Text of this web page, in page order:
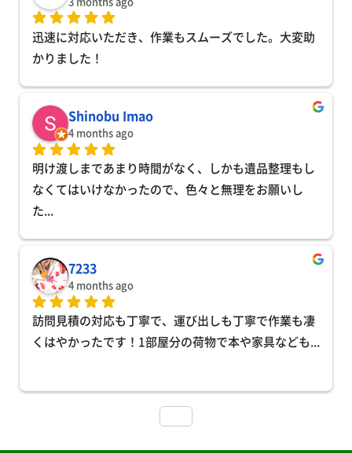
興津勇紀（Mondfinsternis）
迅速に対応いただき、作業もスムーズでした。大変助
かりました！
Shinobu Imao
なくてはいけなかったので、色々と無理をお願いし
た...
7233
くはやかったです！1部屋分の荷物で本や家具なども